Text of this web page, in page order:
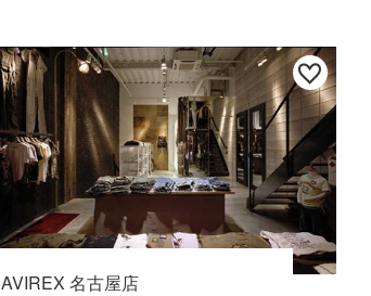
AVIREX 名古屋店